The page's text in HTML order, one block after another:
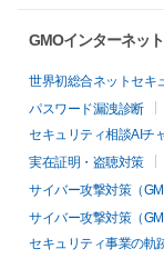
GMOインターネッ
世界初総合ネットセキ
パスワード漏洩診断
セキュリティ相談AIチ
実在証明・盗聴対策
サイバー攻撃対策（
サイバー攻撃対策（
セキュリティ事業の軌